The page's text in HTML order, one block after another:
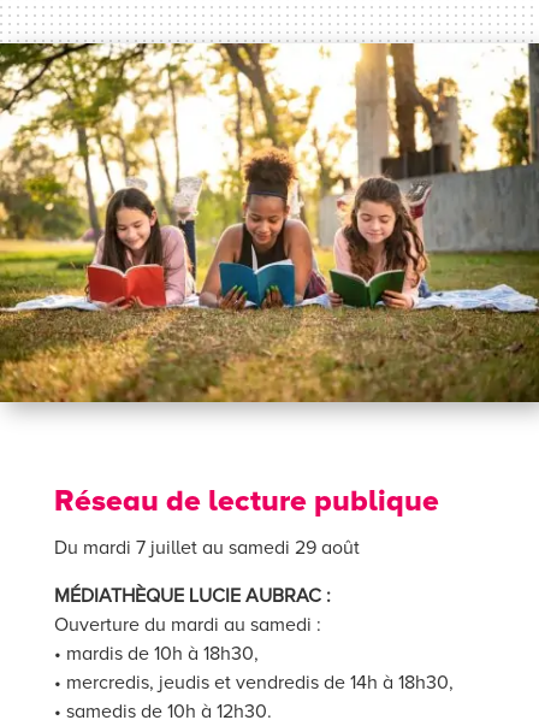
Réseau de lecture publique
Du mardi 7 juillet au samedi 29 août
MÉDIATHÈQUE LUCIE AUBRAC :
Ouverture du mardi au samedi :
• mardis de 10h à 18h30,
• mercredis, jeudis et vendredis de 14h à 18h30,
• samedis de 10h à 12h30.